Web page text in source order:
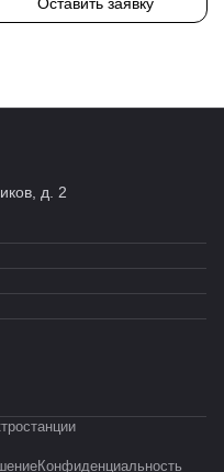
д. 2
Конфиденциальность